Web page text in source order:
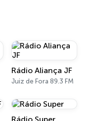
Rádio Aliança JF
Juiz de Fora 89.3 FM